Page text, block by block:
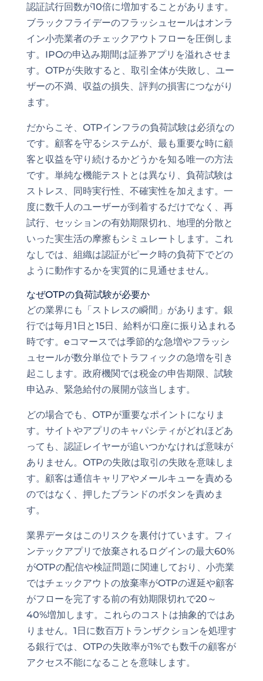
認証試行回数が10倍に増加することがあります。
ブラックフライデーのフラッシュセールはオンラ
イン小売業者のチェックアウトフローを圧倒しま
す。IPOの申込み期間は証券アプリを溢れさせま
す。OTPが失敗すると、取引全体が失敗し、ユー
ザーの不満、収益の損失、評判の損害につながり
ます。
だからこそ、OTPインフラの負荷試験は必須なの
です。顧客を守るシステムが、最も重要な時に顧
客と収益を守り続けるかどうかを知る唯一の方法
です。単純な機能テストとは異なり、負荷試験は
ストレス、同時実行性、不確実性を加えます。一
度に数千人のユーザーが到着するだけでなく、再
試行、セッションの有効期限切れ、地理的分散と
いった実生活の摩擦もシミュレートします。これ
なしでは、組織は認証がピーク時の負荷下でどの
ように動作するかを実質的に見通せません。
なぜOTPの負荷試験が必要か
どの業界にも「ストレスの瞬間」があります。銀
行では毎月1日と15日、給料が口座に振り込まれる
時です。eコマースでは季節的な急増やフラッシ
ュセールが数分単位でトラフィックの急増を引き
起こします。政府機関では税金の申告期限、試験
申込み、緊急給付の展開が該当します。
どの場合でも、OTPが重要なポイントになりま
す。サイトやアプリのキャパシティがどれほどあ
っても、認証レイヤーが追いつかなければ意味が
ありません。OTPの失敗は取引の失敗を意味しま
す。顧客は通信キャリアやメールキューを責める
のではなく、押したブランドのボタンを責めま
す。
業界データはこのリスクを裏付けています。フィ
ンテックアプリで放棄されるログインの最大60%
がOTPの配信や検証問題に関連しており、小売業
ではチェックアウトの放棄率がOTPの遅延や顧客
がフローを完了する前の有効期限切れで20～
40%増加します。これらのコストは抽象的ではあ
りません。1日に数百万トランザクションを処理す
る銀行では、OTPの失敗率が1%でも数千の顧客が
アクセス不能になることを意味します。